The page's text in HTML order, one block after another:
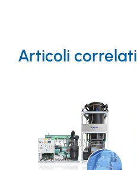
Articoli correlati